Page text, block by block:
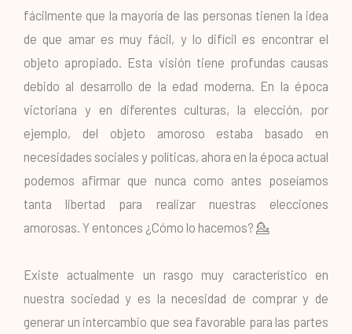
fácilmente que la mayoría de las personas tienen la idea
de que amar es muy fácil, y lo difícil es encontrar el
objeto apropiado. Esta visión tiene profundas causas
debido al desarrollo de la edad moderna. En la época
victoriana y en diferentes culturas, la elección, por
ejemplo, del objeto amoroso estaba basado en
necesidades sociales y políticas, ahora en la época actual
podemos afirmar que nunca como antes poseíamos
tanta libertad para realizar nuestras elecciones
amorosas. Y entonces ¿Cómo lo hacemos? 💁
Existe actualmente un rasgo muy característico en
nuestra sociedad y es la necesidad de comprar y de
generar un intercambio que sea favorable para las partes